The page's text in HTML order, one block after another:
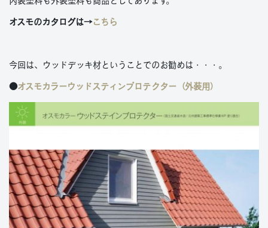
オスモのカタログは→こちら
今回は、ウッドデッキ材ということでのお勧めは・・・。
●オスモカラーウッドスティンプロテクター（外装用）